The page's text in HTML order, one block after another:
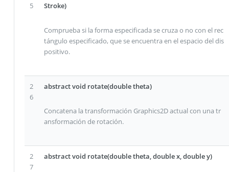
5
Stroke)
Comprueba si la forma especificada se cruza o no con el rec
tángulo especificado, que se encuentra en el espacio del dis
positivo.
2
6
abstract void rotate(double theta)
Concatena la transformación Graphics2D actual con una tr
ansformación de rotación.
2
7
abstract void rotate(double theta, double x, double y)